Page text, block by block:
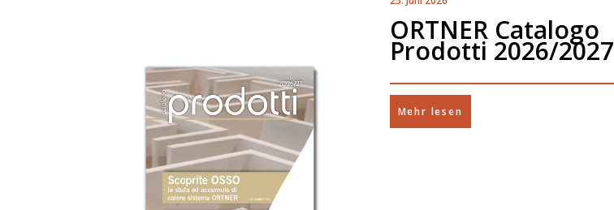
ORTNER Catalogo
Prodotti 2026/2027
Mehr lesen